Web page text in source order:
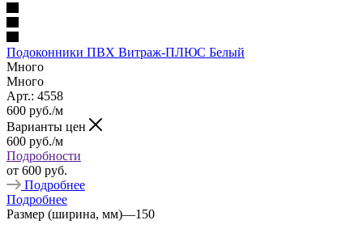
Подоконники ПВХ Витраж-ПЛЮС Белый
Много
Много
Арт.: 4558
600 руб./м
Варианты цен
600 руб./м
Подробности
от 600 руб.
Подробнее
Подробнее
Размер (ширина, мм)—150